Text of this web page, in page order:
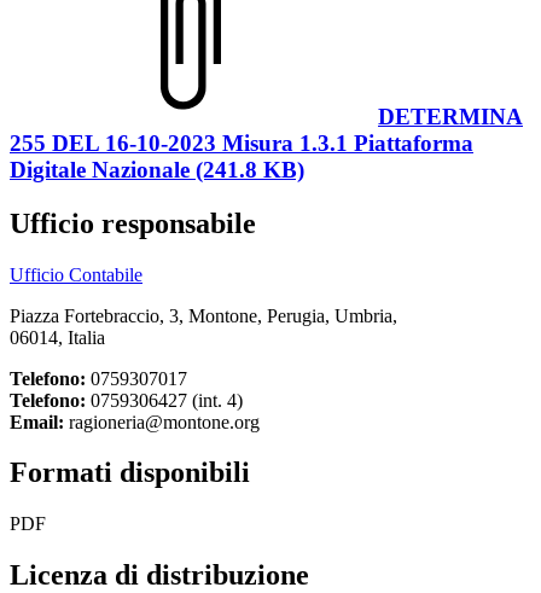
DETERMINA
255 DEL 16-10-2023 Misura 1.3.1 Piattaforma
Digitale Nazionale (241.8 KB)
Ufficio responsabile
Ufficio Contabile
Piazza Fortebraccio, 3, Montone, Perugia, Umbria,
06014, Italia
Telefono: 0759307017
Telefono: 0759306427 (int. 4)
Email: ragioneria@montone.org
Formati disponibili
PDF
Licenza di distribuzione